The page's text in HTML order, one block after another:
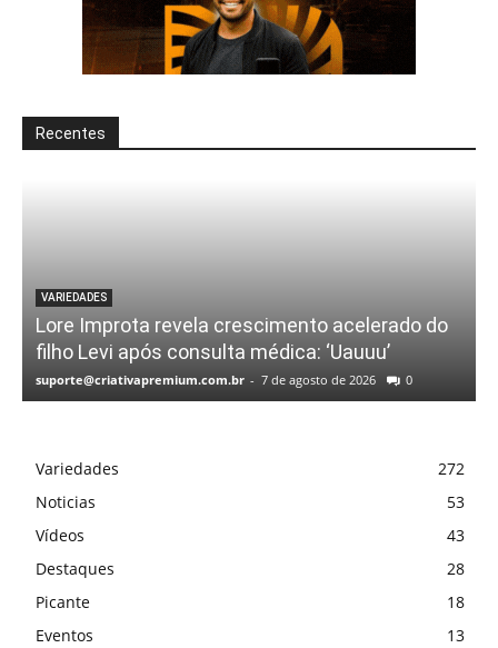
Recentes
VARIEDADES
Lore Improta revela crescimento acelerado do
filho Levi após consulta médica: ‘Uauuu’
suporte@criativapremium.com.br - 7 de agosto de 2026 0
Variedades
272
Noticias
53
Vídeos
43
Destaques
28
Picante
18
Eventos
13